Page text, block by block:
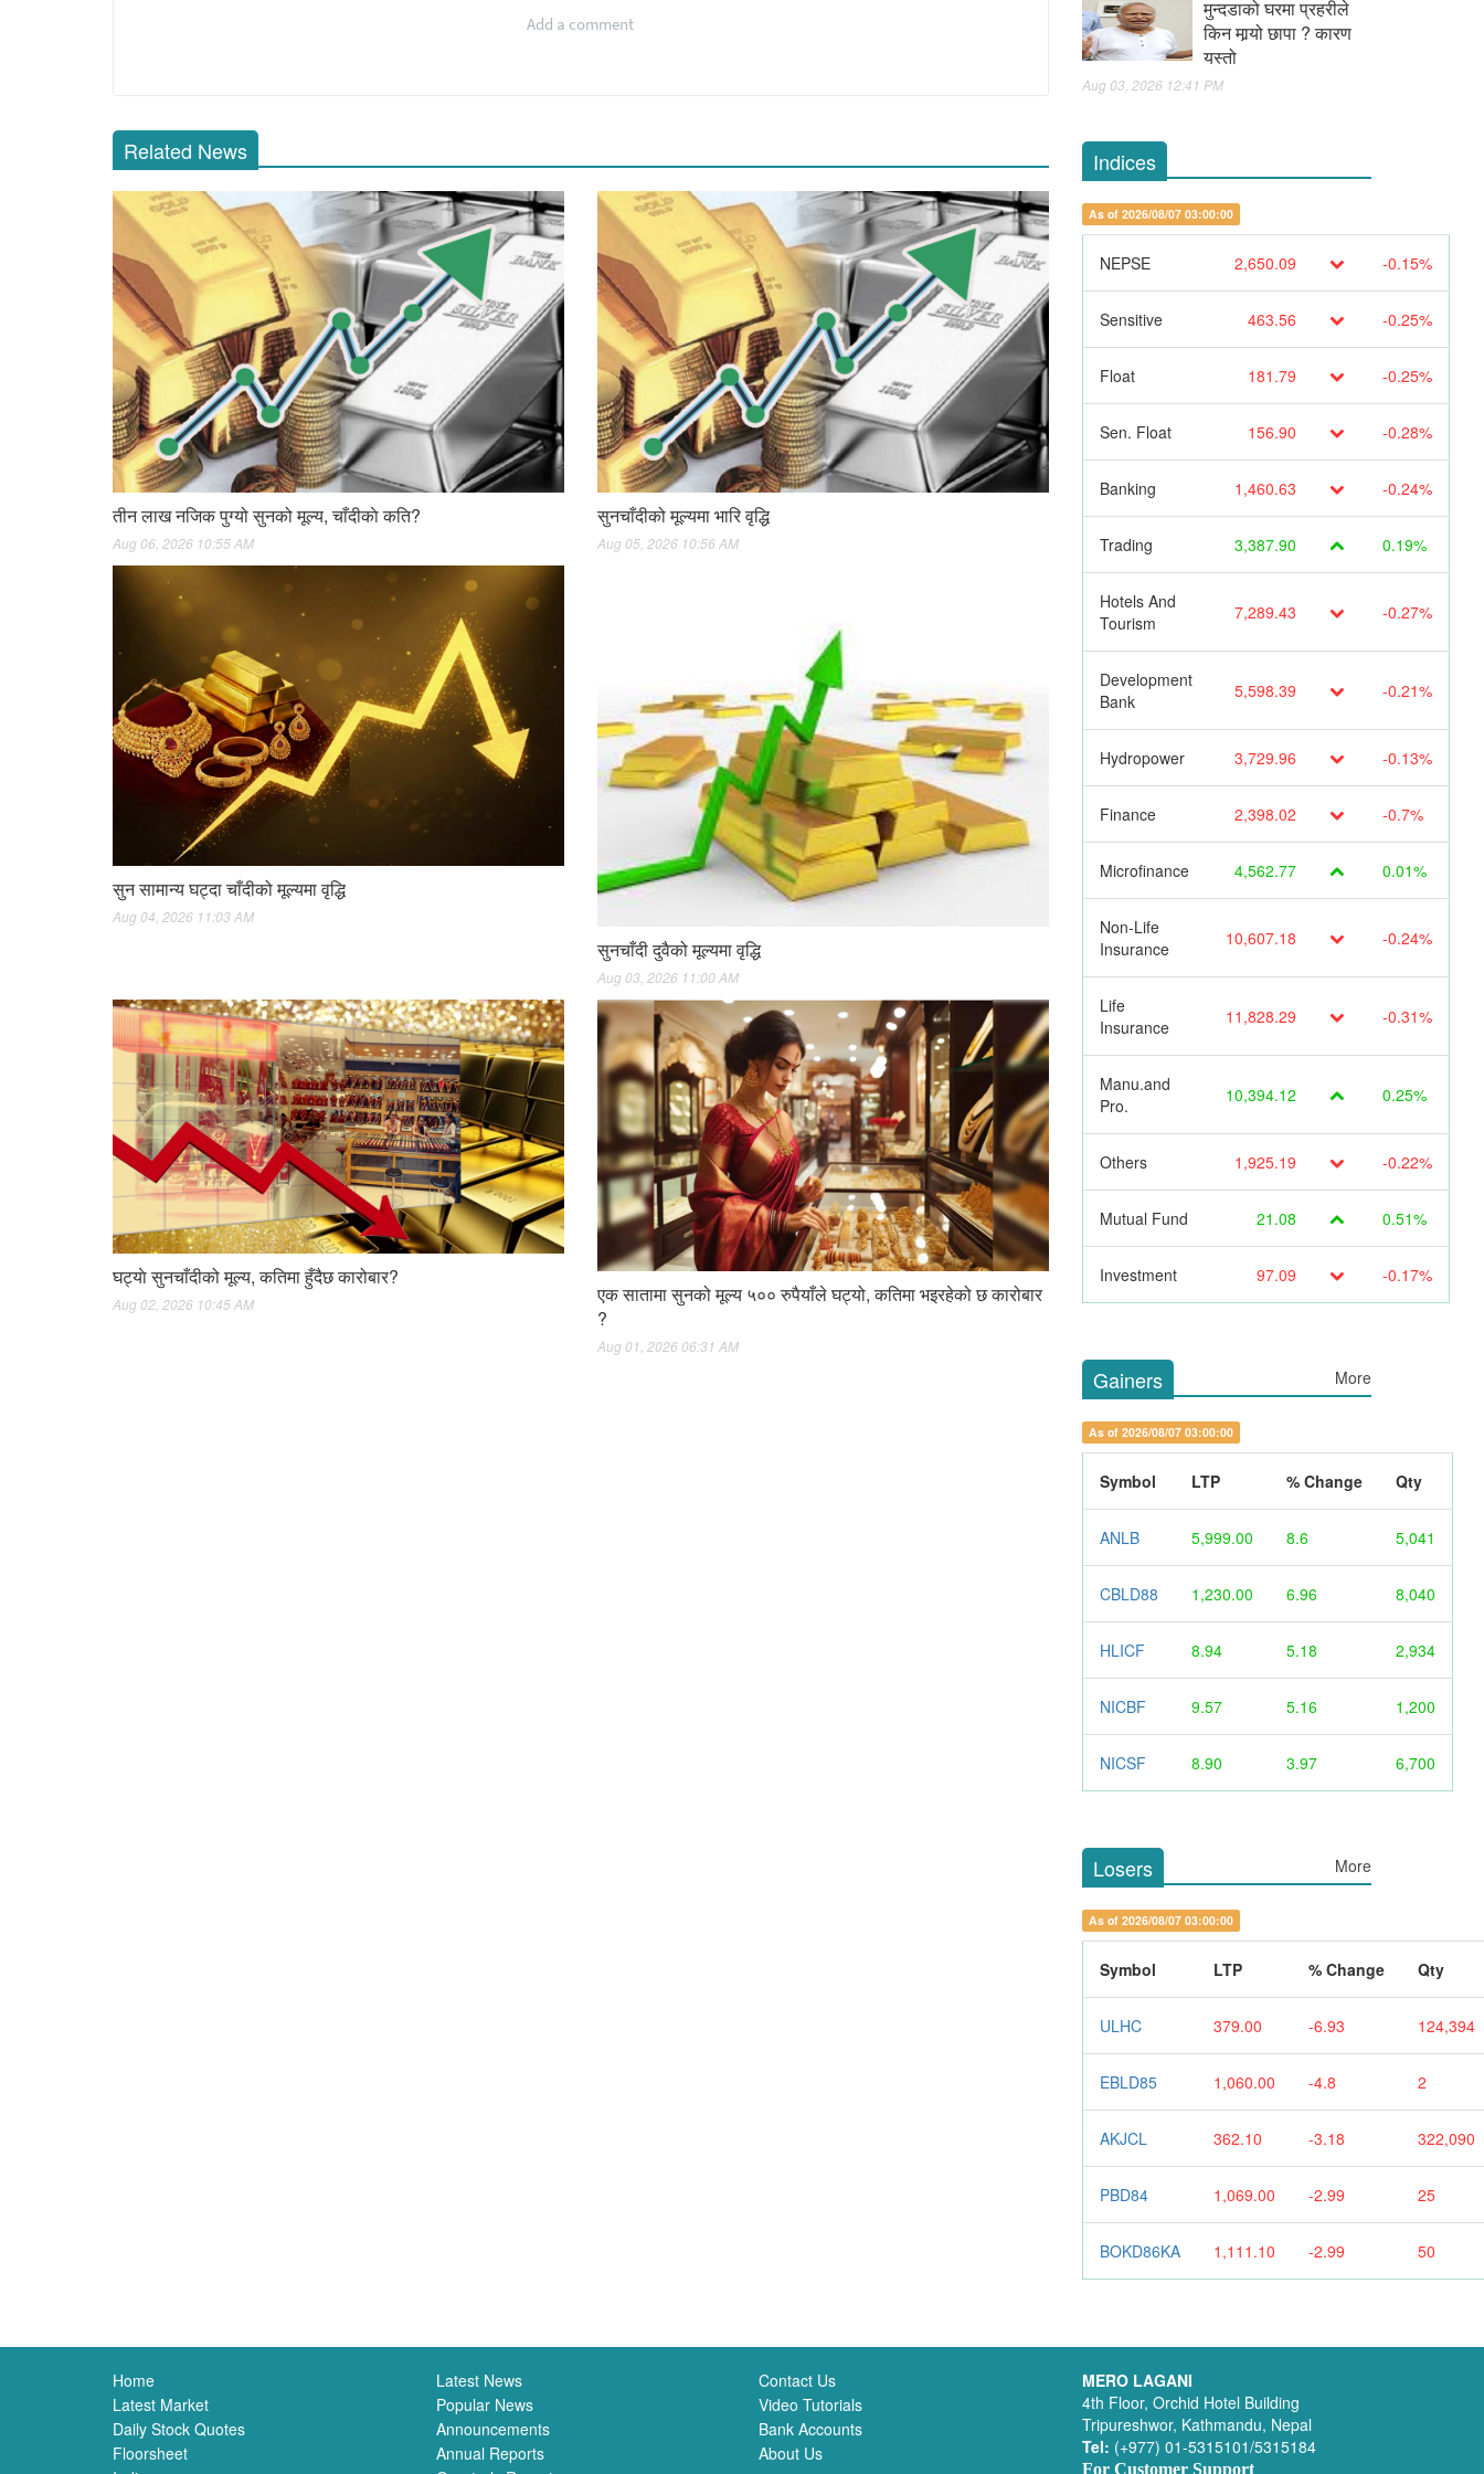
Add a comment
Related News
तीन लाख नजिक पुग्यो सुनको मूल्य, चाँदीकाे कति?
Aug 06, 2026 10:55 AM
सुनचाँदीको मूल्यमा भारि वृद्धि
Aug 05, 2026 10:56 AM
सुन सामान्य घट्दा चाँदीको मूल्यमा वृद्धि
Aug 04, 2026 11:03 AM
सुनचाँदी दुवैको मूल्यमा वृद्धि
Aug 03, 2026 11:00 AM
घट्याे सुनचाँदीको मूल्य, कतिमा हुँदैछ कारोबार?
Aug 02, 2026 10:45 AM
एक सातामा सुनको मूल्य ५०० रुपैयाँले घट्यो, कतिमा भइरहेको छ कारोबार
?
Aug 01, 2026 06:31 AM
मुन्दडाको घरमा प्रहरीले
किन मार्‍यो छापा ? कारण
यस्तो
Aug 03, 2026 12:41 PM
Indices
As of 2026/08/07 03:00:00
NEPSE 2,650.09 -0.15%
Sensitive 463.56 -0.25%
Float 181.79 -0.25%
Sen. Float 156.90 -0.28%
Banking 1,460.63 -0.24%
Trading 3,387.90 0.19%
Hotels And
Tourism
7,289.43 -0.27%
Development
Bank
5,598.39 -0.21%
Hydropower 3,729.96 -0.13%
Finance 2,398.02 -0.7%
Microfinance 4,562.77 0.01%
Non-Life
Insurance
10,607.18 -0.24%
Life
Insurance
11,828.29 -0.31%
Manu.and
Pro.
10,394.12 0.25%
Others 1,925.19 -0.22%
Mutual Fund 21.08 0.51%
Investment 97.09 -0.17%
Gainers More
As of 2026/08/07 03:00:00
Symbol LTP % Change Qty
ANLB 5,999.00 8.6 5,041
CBLD88 1,230.00 6.96 8,040
HLICF 8.94 5.18 2,934
NICBF 9.57 5.16 1,200
NICSF 8.90 3.97 6,700
Losers More
As of 2026/08/07 03:00:00
Symbol LTP % Change Qty
ULHC 379.00 -6.93 124,394
EBLD85 1,060.00 -4.8 2
AKJCL 362.10 -3.18 322,090
PBD84 1,069.00 -2.99 25
BOKD86KA 1,111.10 -2.99 50
Home
Latest Market
Daily Stock Quotes
Floorsheet
Latest News
Popular News
Announcements
Annual Reports
Contact Us
Video Tutorials
Bank Accounts
About Us
MERO LAGANI
4th Floor, Orchid Hotel Building
Tripureshwor, Kathmandu, Nepal
Tel: (+977) 01-5315101/5315184
For Customer Support